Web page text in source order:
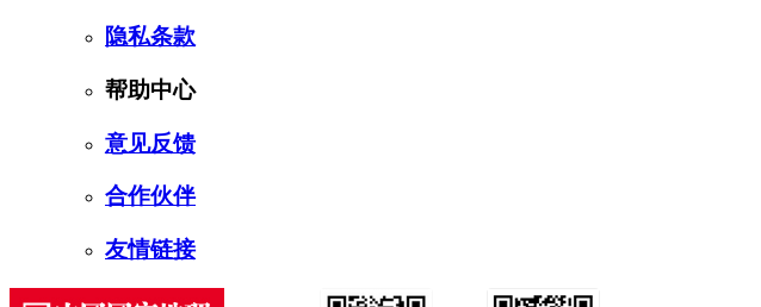
隐私条款
帮助中心
意见反馈
合作伙伴
友情链接